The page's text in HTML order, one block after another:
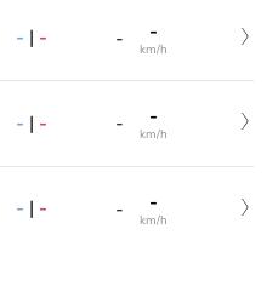
- | - - -
km/h
- | - - -
km/h
- | - - -
km/h